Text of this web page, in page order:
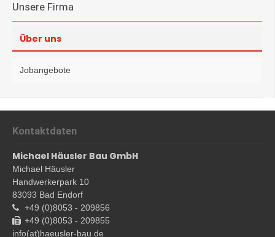
Unsere Firma
Über uns
Jobangebote
Kontaktdaten
Michael Häusler Bau GmbH
Michael Häusler
Handwerkerpark 10
83093 Bad Endorf
+49 (0)8053 - 209856
+49 (0)8053 - 209855
info(at)haeusler-bau.de